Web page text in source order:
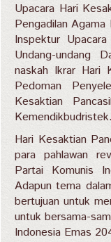
Upacara Hari
Pengadilan
Inspektur
Undang-undang
naskah Ikrar Hari
Pedoman
Kesaktian
Kemendikbudristek.
Hari Kesaktian
para pahlawan
Partai Komunis
Adapun tema
bertujuan untuk
untuk bersama-
Indonesia Emas